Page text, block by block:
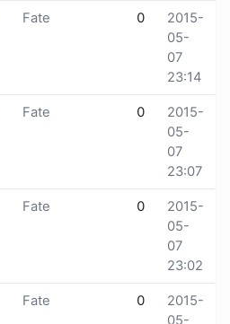
Fate 0
2015-
05-
07
23:14
Fate 0
2015-
05-
07
23:07
Fate 0
2015-
05-
07
23:02
Fate 0
2015-
05-